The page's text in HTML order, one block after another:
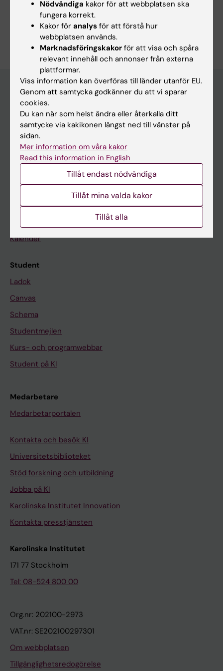
Är du Sofia Skyttner?
Redigera din profil
Huvudmeny
Utbildning
Forskarutbildning
Forskning
På gång
Kalender
Student
Ladok
Canvas
Schema
Studentmejlen
Kurs- och programwebbar
Student på KI
Medarbetare
Medarbetarportalen
Kontakta och besök KI
Universitetsbiblioteket
Stöd forskning och utbildning
Jobba på KI
Karolinska Institutet Innovation
Kontakta presstjänsten
Karolinska Institutet
171 77 Stockholm
Tel: 08-524 800 00
Org.nr: 202100-2973
VAT.nr: SE202100297301
Om webbplatsen
Tillgänglighetsredogörelse
Nödvändiga kakor för att webbplatsen ska
fungera korrekt.
Kakor för analys för att förstå hur
webbplatsen används.
Marknadsföringskakor för att visa och spåra
relevant innehåll och annonser från externa
plattformar.
Viss information kan överföras till länder utanför EU.
Genom att samtycka godkänner du att vi sparar
cookies.
Du kan när som helst ändra eller återkalla ditt
samtycke via kakikonen längst ned till vänster på
sidan.
Mer information om våra kakor
Read this information in English
Tillåt endast nödvändiga
Tillåt mina valda kakor
Tillåt alla